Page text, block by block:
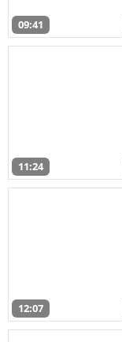
09:41
11:24
12:07